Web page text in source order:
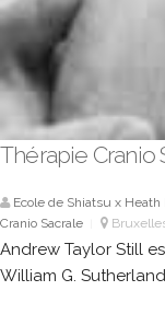
Thérapie Cranio
Ecole de Shiatsu x Heath
Cranio Sacrale
Andrew Taylor Still
William G.